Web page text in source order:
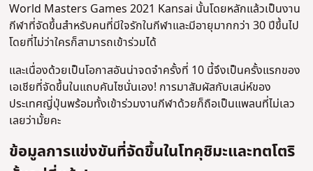
World Masters Games 2021 Kansai นั้นโดยหลักแล้วเป็นงาน
กีฬาที่จัดขึ้นสำหรับคนที่มีใจรักในกีฬาและมีอายุมากกว่า 30 ปีขึ้นไป
โดยที่ไม่ว่าใครก็สามารถเข้าร่วมได้
และเนื่องด้วยเป็นโอกาสอันน่าจดจำครั้งที่ 10 นี้จึงเป็นครั้งแรกของ
เอเชียที่จัดขึ้นในแถบคันไซนั่นเอง! การมาสัมผัสกับเสน่ห์ของ
ประเทศญี่ปุ่นพร้อมทั้งเข้าร่วมงานกีฬาด้วยก็ถือเป็นแพลนที่ไม่เลว
เลยว่ามั้ยคะ
ข้อมูลการแข่งขันที่จัดขึ้นในโทคุชิมะและทตโตริ